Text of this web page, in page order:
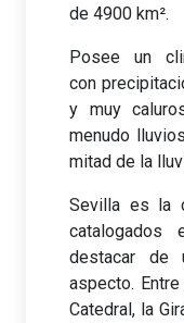
de 4900 km².
Posee un
con
y muy
menudo
mitad de la
Sevilla es la
destacar de
aspecto.
Catedral, la